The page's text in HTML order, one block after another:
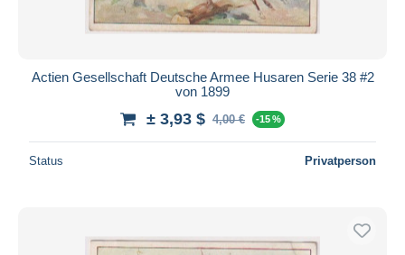
Actien Gesellschaft Deutsche Armee Husaren Serie 38 #2
von 1899
± 3,93 $ 4,00 € -15 %
Status Privatperson